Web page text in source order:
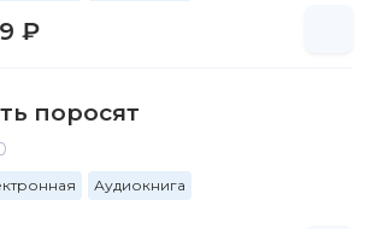
₽
поросят
Аудиокнига